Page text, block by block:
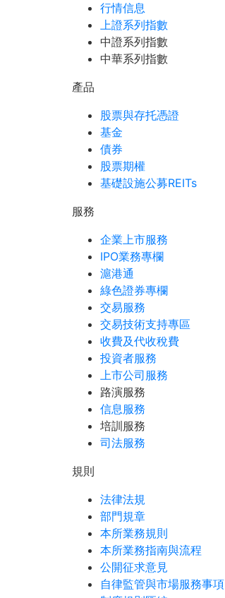
行情信息
上證系列指數
中證系列指數
中華系列指數
產品
股票與存托憑證
基金
債券
股票期權
基礎設施公募REITs
服務
企業上市服務
IPO業務專欄
滬港通
綠色證券專欄
交易服務
交易技術支持專區
收費及代收稅費
投資者服務
上市公司服務
路演服務
信息服務
培訓服務
司法服務
規則
法律法規
部門規章
本所業務規則
本所業務指南與流程
公開征求意見
自律監管與市場服務事項